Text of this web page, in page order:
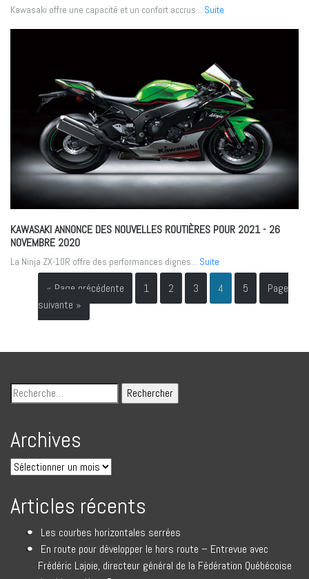
Kawasaki offre une capacité et un confort accrus... Suite
KAWASAKI ANNONCE DES NOUVELLES ROUTIÈRES POUR 2021- 26
NOVEMBRE 2020
La Ninja ZX-10R offre des performances dignes... Suite
« Page précédente 1 2 3 4 5
Page
suivante »
Archives
Articles récents
Les courbes horizontales serrées
En route pour développer le hors route – Entrevue avec
Frédéric Lajoie, directeur général de la Fédération Québécoise